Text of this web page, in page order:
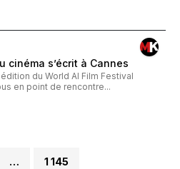
cinéma s’écrit à Cannes
du World AI Film Festival
en point de rencontre...
… 1 145